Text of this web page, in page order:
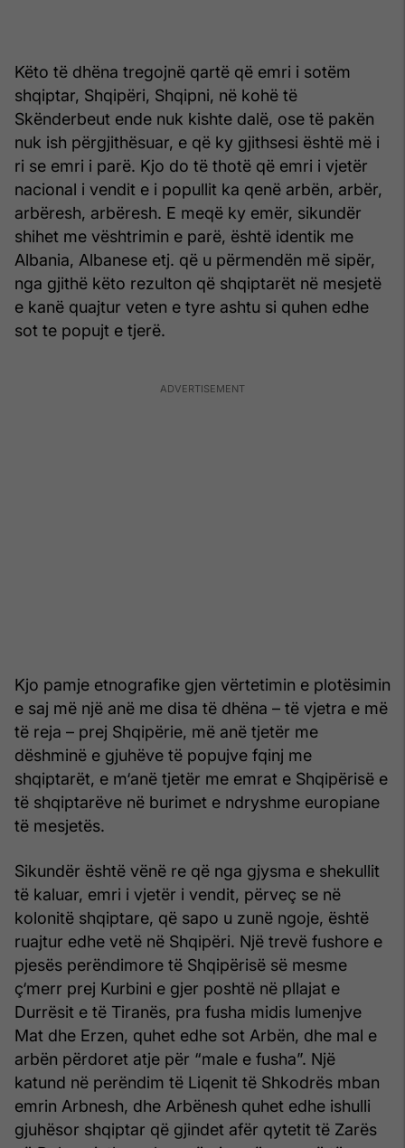
Këto të dhëna tregojnë qartë që emri i sotëm
shqiptar, Shqipëri, Shqipni, në kohë të
Skënderbeut ende nuk kishte dalë, ose të pakën
nuk ish përgjithësuar, e që ky gjithsesi është më i
ri se emri i parë. Kjo do të thotë që emri i vjetër
nacional i vendit e i popullit ka qenë arbën, arbër,
arbëresh, arbëresh. E meqë ky emër, sikundër
shihet me vështrimin e parë, është identik me
Albania, Albanese etj. që u përmendën më sipër,
nga gjithë këto rezulton që shqiptarët në mesjetë
e kanë quajtur veten e tyre ashtu si quhen edhe
sot te popujt e tjerë.
Kjo pamje etnografike gjen vërtetimin e plotësimin
e saj më një anë me disa të dhëna – të vjetra e më
të reja – prej Shqipërie, më anë tjetër me
dëshminë e gjuhëve të popujve fqinj me
shqiptarët, e m‘anë tjetër me emrat e Shqipërisë e
të shqiptarëve në burimet e ndryshme europiane
të mesjetës.
Sikundër është vënë re që nga gjysma e shekullit
të kaluar, emri i vjetër i vendit, përveç se në
kolonitë shqiptare, që sapo u zunë ngoje, është
ruajtur edhe vetë në Shqipëri. Një trevë fushore e
pjesës perëndimore të Shqipërisë së mesme
ç‘merr prej Kurbini e gjer poshtë në pllajat e
Durrësit e të Tiranës, pra fusha midis lumenjve
Mat dhe Erzen, quhet edhe sot Arbën, dhe mal e
arbën përdoret atje për “male e fusha”. Një
katund në perëndim të Liqenit të Shkodrës mban
emrin Arbnesh, dhe Arbënesh quhet edhe ishulli
gjuhësor shqiptar që gjindet afër qytetit të Zarës